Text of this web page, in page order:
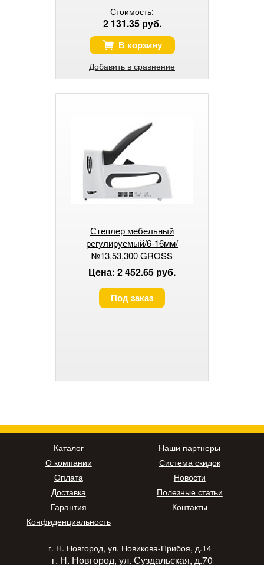
Стоимость:
2 131.35 руб.
В корзину
Добавить в сравнение
Степлер мебельный
регулируемый/6-16мм/
№13,53,300 GROSS
Цена: 2 452.65 руб.
Под заказ
Каталог
О компании
Оплата
Доставка
Гарантия
Конфиденциальность
Наши партнеры
Система скидок
Новости
Полезные статьи
Контакты
г. Н. Новгород, ул. Новикова-Прибоя, д.14
г. Н. Новгород, ул. Суздальская, д.70